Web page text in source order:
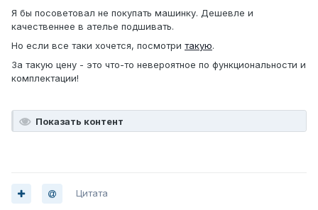
Я бы посоветовал не покупать машинку. Дешевле и
качественнее в ателье подшивать.
Но если все таки хочется, посмотри такую.
За такую цену - это что-то невероятное по функциональности и
комплектации!
Показать контент
Цитата